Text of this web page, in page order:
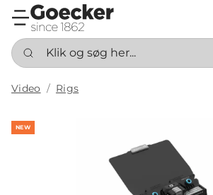
Klik og søg her...
Video Rigs
NEW